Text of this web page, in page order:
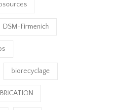
DSM-Firmenich
biorecyclage